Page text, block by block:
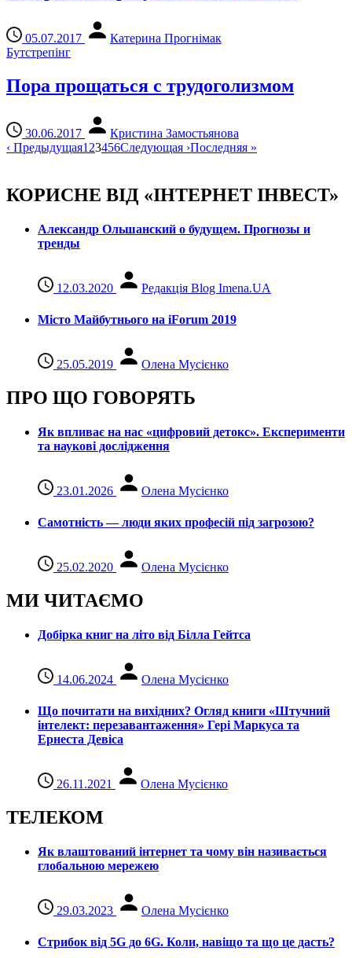
05.07.2017
Катерина Прогнімак
Бутстрепінг
Пора прощаться с трудоголизмом
30.06.2017
Кристина Замостьянова
‹ Предыдущая1 23456Следующая ›Последняя »
КОРИСНЕ ВІД «ІНТЕРНЕТ ІНВЕСТ»
Александр Ольшанский о будущем. Прогнозы и
тренды
12.03.2020 Редакція Blog Imena.UA
Місто Майбутнього на iForum 2019
25.05.2019 Олена Мусієнко
ПРО ЩО ГОВОРЯТЬ
Як впливає на нас «цифровий детокс». Експерименти
та наукові дослідження
23.01.2026 Олена Мусієнко
Самотність — люди яких професій під загрозою?
25.02.2020 Олена Мусієнко
МИ ЧИТАЄМО
Добірка книг на літо від Білла Гейтса
14.06.2024 Олена Мусієнко
Що почитати на вихідних? Огляд книги «Штучний
інтелект: перезавантаження» Гері Маркуса та
Ернеста Девіса
26.11.2021 Олена Мусієнко
ТЕЛЕКОМ
Як влаштований інтернет та чому він називається
глобальною мережею
29.03.2023 Олена Мусієнко
Стрибок від 5G до 6G. Коли, навіщо та що це даcть?